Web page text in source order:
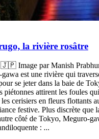
la rivière rosâtre
Image par Manish
est une rivière qui
se jeter dans la baie de
piétonnes attirent les foules
cerisiers en fleurs flottants
festive. Plus discrète que
côté de Tokyo, Meguro-
: ...